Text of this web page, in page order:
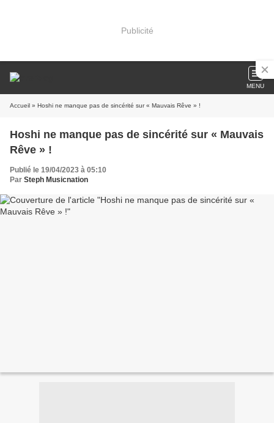
Publicité
MENU
Accueil » Hoshi ne manque pas de sincérité sur « Mauvais Rêve » !
Hoshi ne manque pas de sincérité sur « Mauvais
Rêve » !
Publié le 19/04/2023 à 05:10
Par Steph Musicnation